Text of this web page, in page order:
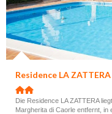
Residence LA ZATTERA
Die Residence LA ZATTERA
Margherita di Caorle entfernt, in